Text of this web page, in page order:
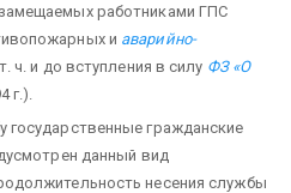
работниками ГПС
и аварийно-
ч. и до вступления в силу ФЗ «О
г.).
гражданские
данный вид
несения службы